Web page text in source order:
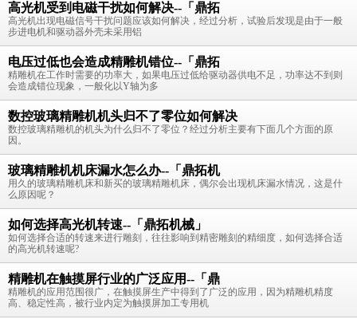
高光机受到电磁干扰如何解决--「鼎拓
高光机出现电磁信号干扰问题应该如何解决，经过分析，试验后发现是由于一般
步进电机和驱动器外壳未采用铝
电压过低也会造成精雕机错位--「鼎拓
精雕机在工作时需要的功率大，如果电压过低给驱动器供电不足，功率达不到则
会造成错位现象，一般化以Y轴为多
数控玻璃精雕机机头归不了零位如何解决
数控玻璃精雕机的机头为什么归不了零位？经过分析主要有下面几个方面的原
因。
玻璃精雕机机床漏水怎么办--「鼎拓机
用久的玻璃精雕机床和新买的玻璃精雕机床，偶尔会出现机床漏水情况，这是什
么原因呢？
如何选择高光机转速--「鼎拓机械」
如何选择合适的转速来进行雕刻，往往影响到精密雕刻的精细度，如何选择合适
的高光机转速呢?
精雕机在触摸屏行业的广泛应用--「鼎
精雕机的应用范围很广，在触摸屏生产中得到了广泛的应用，因为精雕机精度
高、稳定性高，被行业内定为触摸屏加工专用机